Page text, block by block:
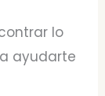
lo
ayudarte